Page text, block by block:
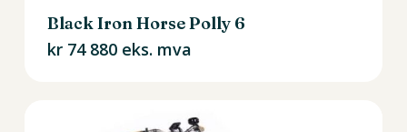
Black Iron Horse Polly 6
kr74 880 eks. mva